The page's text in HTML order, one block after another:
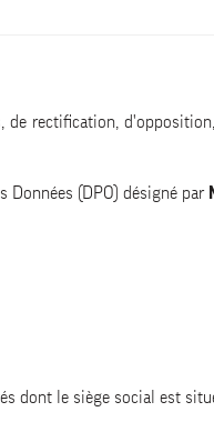
de rectification,
(DPO) désigné par
dont le siège social est